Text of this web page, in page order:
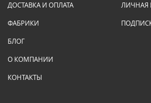
ДОСТАВКА И ОПЛАТА
ФАБРИКИ
БЛОГ
О КОМПАНИИ
КОНТАКТЫ